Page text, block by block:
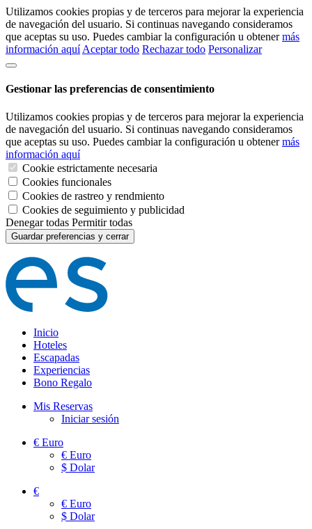
Utilizamos cookies propias y de terceros para mejorar la experiencia
de navegación del usuario. Si continuas navegando consideramos
que aceptas su uso. Puedes cambiar la configuración u obtenermás
información aquí Aceptar todo Rechazar todo Personalizar
Gestionar las preferencias de consentimiento
Utilizamos cookies propias y de terceros para mejorar la experiencia
de navegación del usuario. Si continuas navegando consideramos
que aceptas su uso. Puedes cambiar la configuración u obtenermás
información aquí
Cookie estrictamente necesaria
Cookies funcionales
Cookies de rastreo y rendmiento
Cookies de seguimiento y publicidad
Denegar todas Permitir todas
Guardar preferencias y cerrar
Inicio
Hoteles
Escapadas
Experiencias
Bono Regalo
Mis Reservas
Iniciar sesión
€ Euro
€ Euro
$ Dolar
€
€ Euro
$ Dolar